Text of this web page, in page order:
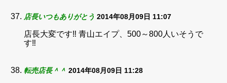
店長いつもありがとう 2014年08月09日 11:07
店長大変です‼ 青山エイプ、500～800人いそうで
す‼
転売店長＾＾ 2014年08月09日 11:28